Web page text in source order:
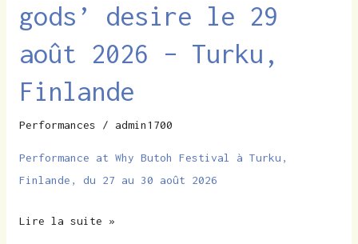
gods’ desire le 29
août 2026 – Turku,
Finlande
Performances / admin1700
Performance at Why Butoh Festival à Turku,
Finlande, du 27 au 30 août 2026
the
desire
le
29
août
Finlande
Lire la suite »